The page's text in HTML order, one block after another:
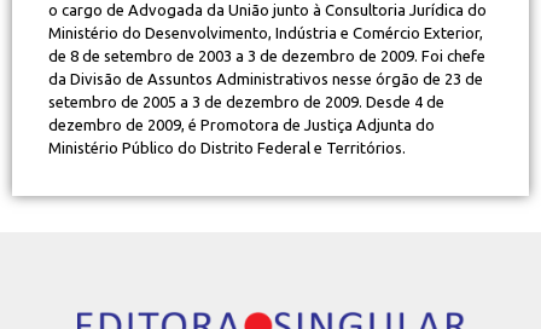
o cargo de Advogada da União junto à Consultoria Jurídica do
Ministério do Desenvolvimento, Indústria e Comércio Exterior,
de 8 de setembro de 2003 a 3 de dezembro de 2009. Foi chefe
da Divisão de Assuntos Administrativos nesse órgão de 23 de
setembro de 2005 a 3 de dezembro de 2009. Desde 4 de
dezembro de 2009, é Promotora de Justiça Adjunta do
Ministério Público do Distrito Federal e Territórios.